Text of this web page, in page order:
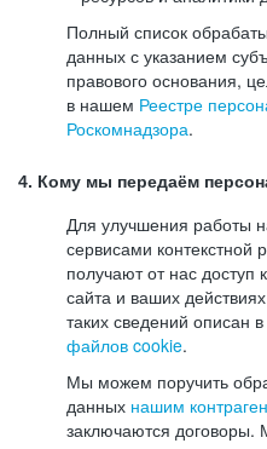
Полный список
данных с указанием
правового основания,
в нашем Реестре
Роскомнадзора.
4. Кому мы передаём
Для улучшения работы
сервисами контекстной
получают от нас
сайта и ваших
таких сведений описан в
файлов cookie.
Мы можем поручить
данных нашим
заключаются договоры.